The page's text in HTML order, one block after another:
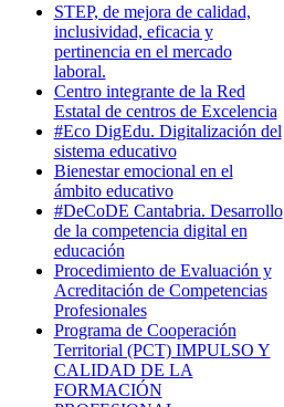
STEP, de mejora de calidad,
inclusividad, eficacia y
pertinencia en el mercado
laboral.
Centro integrante de la Red
Estatal de centros de Excelencia
#Eco DigEdu. Digitalización del
sistema educativo
Bienestar emocional en el
ámbito educativo
#DeCoDE Cantabria. Desarrollo
de la competencia digital en
educación
Procedimiento de Evaluación y
Acreditación de Competencias
Profesionales
Programa de Cooperación
Territorial (PCT) IMPULSO Y
CALIDAD DE LA
FORMACIÓN